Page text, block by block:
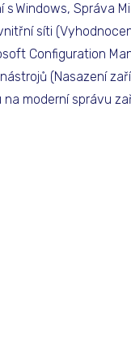
Windows, Správa
síti
Configuration
(Nasazení
moderní správu